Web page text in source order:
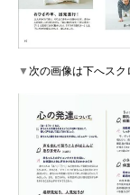
▼次の画像は下へス